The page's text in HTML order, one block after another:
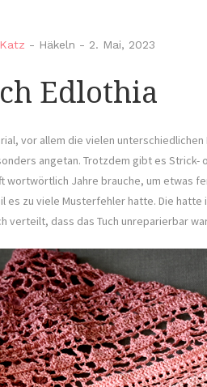
- Häkeln - 2. Mai, 2023
Edlothia
vor allem die vielen
angetan. Trotzdem gibt es
wortwörtlich Jahre brauche, um etwas
zu viele Musterfehler hatte. Die hatte
verteilt, dass das Tuch unreparierbar